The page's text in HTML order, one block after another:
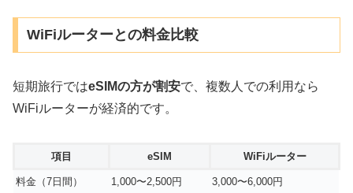
WiFiルーターとの料金比較
短期旅行ではeSIMの方が割安で、複数人での利用なら
WiFiルーターが経済的です。
項目 eSIM WiFiルーター
料金（7日間） 1,000〜2,500円
3,000〜6,000円